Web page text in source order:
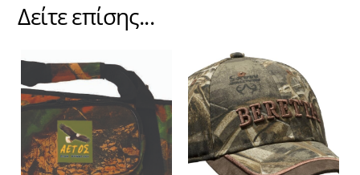
Δείτε επίσης...